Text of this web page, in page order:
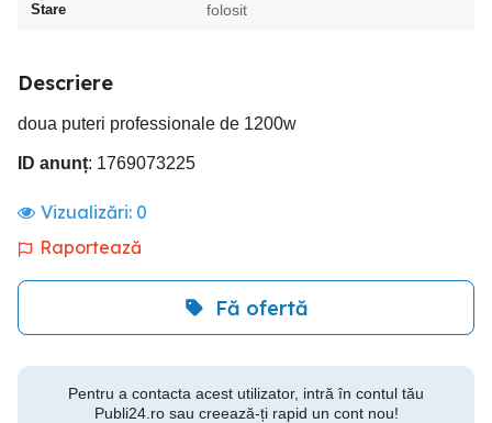
Stare folosit
Descriere
doua puteri professionale de 1200w
ID anunț: 1769073225
Vizualizări: 0
Raportează
Fă ofertă
Pentru a contacta acest utilizator, intră în contul tău
Publi24.ro sau creează-ți rapid un cont nou!